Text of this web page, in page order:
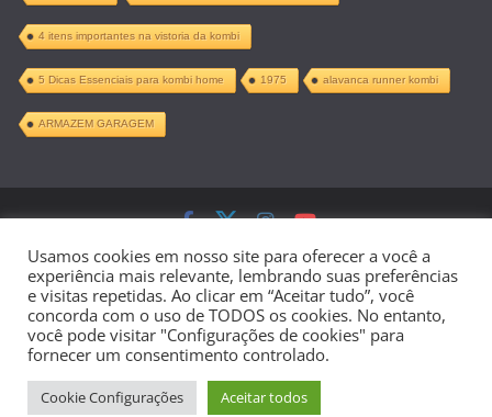
4 itens importantes na vistoria da kombi
5 Dicas Essenciais para kombi home 1975 alavanca runner kombi
ARMAZEM GARAGEM
Copyright © 2026Kombi Home –
Projeto Completo PDF. Todos os direitos
reservados.
Tema:ColorMagpor ThemeGrill.
Powered byWordPress
Usamos cookies em nosso site para oferecer a você a
experiência mais relevante, lembrando suas preferências
e visitas repetidas. Ao clicar em “Aceitar tudo”, você
concorda com o uso de TODOS os cookies. No entanto,
você pode visitar "Configurações de cookies" para
fornecer um consentimento controlado.
Cookie Configurações Aceitar todos